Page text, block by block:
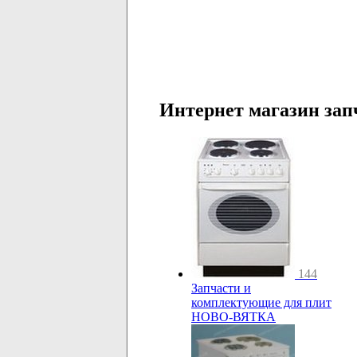
Интернет магазин
144
Запчасти и
комплектующие для плит
НОВО-ВЯТКА